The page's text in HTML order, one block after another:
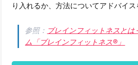
り入れるか、方法についてアドバイス
参照： ブレインフィットネスと
ム「ブレインフィットネス®」